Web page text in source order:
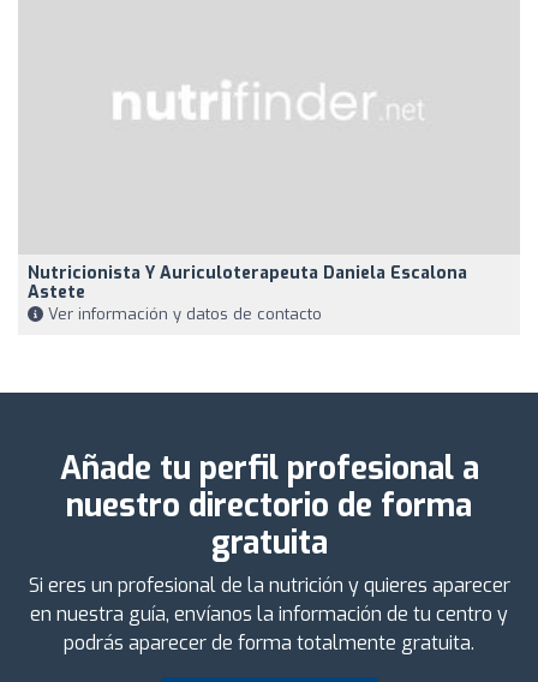
Nutricionista Y Auriculoterapeuta Daniela Escalona
Astete
Ver información y datos de contacto
Añade tu perfil profesional a
nuestro directorio de forma
gratuita
Si eres un profesional de la nutrición y quieres aparecer
en nuestra guía, envíanos la información de tu centro y
podrás aparecer de forma totalmente gratuita.